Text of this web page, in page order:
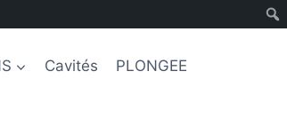
Cavités PLONGEE